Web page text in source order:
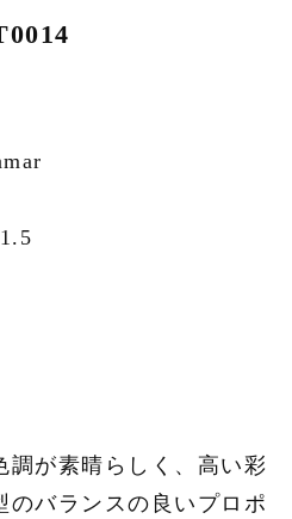
調が素晴らしく、高い彩
のバランスの良いプロポ